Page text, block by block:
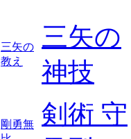
三矢の
教え
三矢の
神技
剛勇無
剣術 守